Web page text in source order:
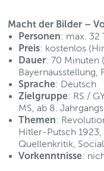
Macht der Bilder –
Personen: max. 32
Preis: kostenlos
Dauer: 70 Minuten
Bayernausstellung,
Sprache: Deutsch
Zielgruppe: RS /
MS, ab 8.
Themen:
Hitler-Putsch 1923,
Quellenkritik,
Vorkenntnisse: